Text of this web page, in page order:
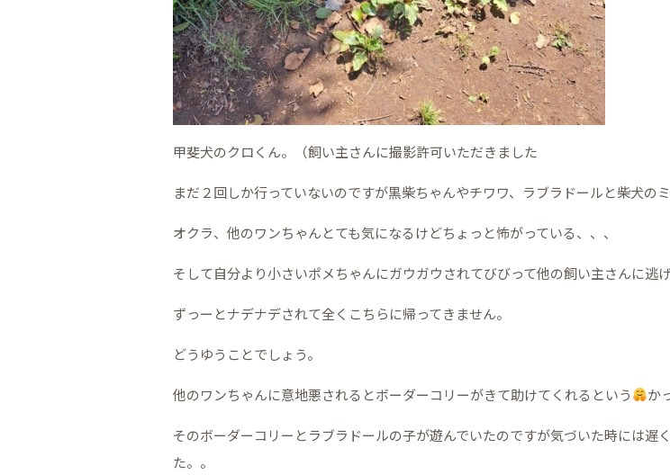
甲斐犬のクロくん。（飼い主さんに撮影許可いただきました
まだ２回しか行っていないのですが黒柴ちゃんやチワワ、ラブラドールと柴犬の
オクラ、他のワンちゃんとても気になるけどちょっと怖がっている、、、
そして自分より小さいポメちゃんにガウガウされてびびって他の飼い主さんに逃
ずっーとナデナデされて全くこちらに帰ってきません。
どうゆうことでしょう。
他のワンちゃんに意地悪されるとボーダーコリーがきて助けてくれるという か
そのボーダーコリーとラブラドールの子が遊んでいたのですが気づいた時には遅
た。。